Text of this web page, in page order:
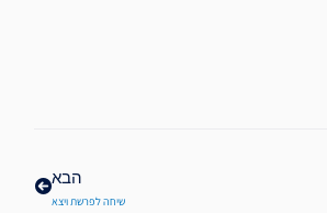
הבא
שיחה לפרשת ויצא